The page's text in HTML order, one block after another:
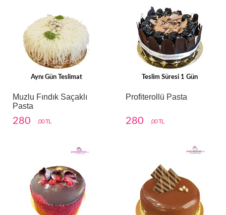
Aynı Gün Teslimat
Muzlu Fındık Saçaklı
Pasta
280 ,00 TL
Teslim Süresi 1 Gün
Profiterollü Pasta
280 ,00 TL